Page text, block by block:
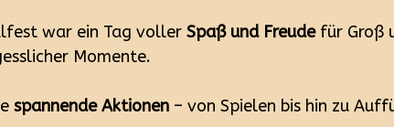
war ein Tag voller Spaß und Freudefür Groß
Momente.
spannende Aktionen – von Spielen bis hin zu